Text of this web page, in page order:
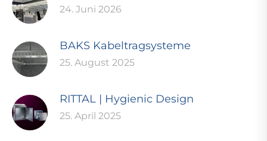
24. Juni 2026
BAKS Kabeltragsysteme
25. August 2025
RITTAL | Hygienic Design
25. April 2025